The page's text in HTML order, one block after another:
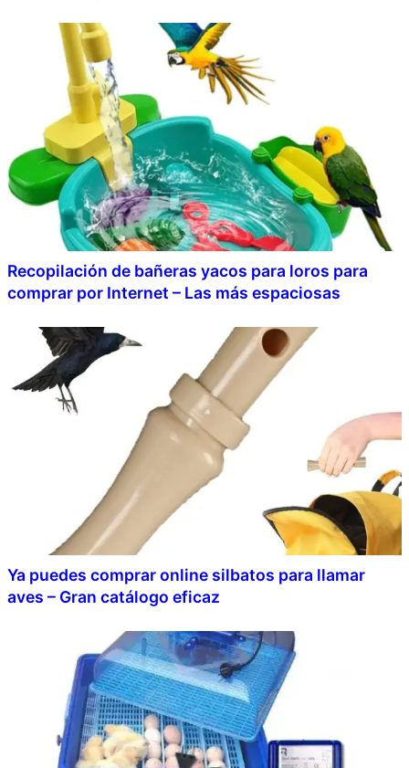
Recopilación de bañeras yacos para loros para
comprar por Internet – Las más espaciosas
Ya puedes comprar online silbatos para llamar
aves – Gran catálogo eficaz